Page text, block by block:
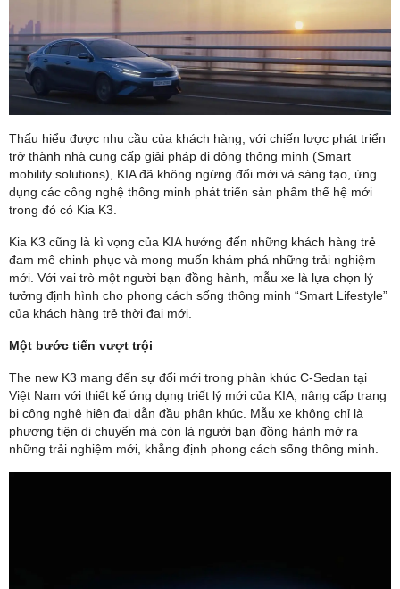
Thấu hiểu được nhu cầu của khách hàng, với chiến lược phát triển
trở thành nhà cung cấp giải pháp di động thông minh (Smart
mobility solutions), KIA đã không ngừng đổi mới và sáng tạo, ứng
dụng các công nghệ thông minh phát triển sản phẩm thế hệ mới
trong đó có Kia K3.
Kia K3 cũng là kì vọng của KIA hướng đến những khách hàng trẻ
đam mê chinh phục và mong muốn khám phá những trải nghiệm
mới. Với vai trò một người bạn đồng hành, mẫu xe là lựa chọn lý
tưởng định hình cho phong cách sống thông minh “Smart Lifestyle”
của khách hàng trẻ thời đại mới.
Một bước tiến vượt trội
The new K3 mang đến sự đổi mới trong phân khúc C-Sedan tại
Việt Nam với thiết kế ứng dụng triết lý mới của KIA, nâng cấp trang
bị công nghệ hiện đại dẫn đầu phân khúc. Mẫu xe không chỉ là
phương tiện di chuyển mà còn là người bạn đồng hành mở ra
những trải nghiệm mới, khẳng định phong cách sống thông minh.